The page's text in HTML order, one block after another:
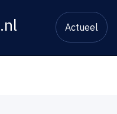
.nl Actueel